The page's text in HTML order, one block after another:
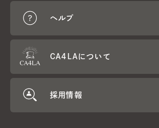
ヘルプ
CA4LAについて
採用情報